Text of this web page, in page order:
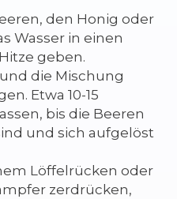
den Honig oder
Wasser in einen
geben.
die Mischung
Etwa 10-15
bis die Beeren
und sich aufgelöst
Löffelrücken oder
zerdrücken,